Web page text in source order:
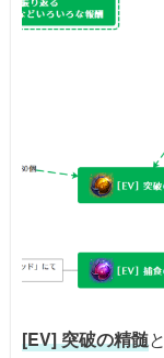
[EV] 突破の精髄と